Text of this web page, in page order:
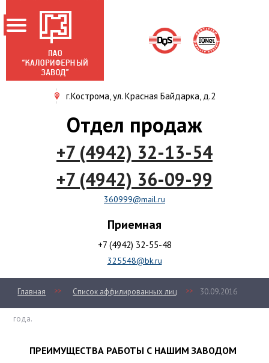
г.Кострома, ул. Красная Байдарка, д.2
Отдел продаж
+7 (4942) 32-13-54
+7 (4942) 36-09-99
360999@mail.ru
Приемная
+7 (4942) 32-55-48
325548@bk.ru
Главная >> Список аффилированных лиц >> 30.09.2016
года.
ГЛАВНАЯ
О ЗАВОДЕ
НОВОСТИ
ПРОДУКЦИЯ
ПРЕИМУЩЕСТВА РАБОТЫ С НАШИМ ЗАВОДОМ